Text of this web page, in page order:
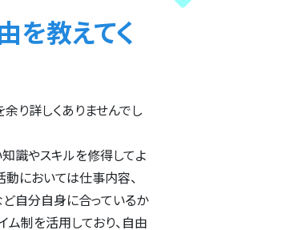
を教えてく
り詳しくありませんでし
識やスキルを修得してよ
においては仕事内容、
ど自分自身に合っているか
ム制を活用しており、自由